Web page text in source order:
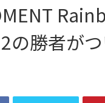
の勝者が